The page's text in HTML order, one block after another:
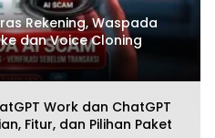
Rekening, Waspada
dan Voice Cloning
Work dan ChatGPT
Fitur, dan Pilihan Paket